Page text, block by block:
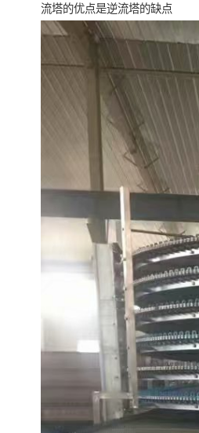
流塔的优点是逆流塔的缺点